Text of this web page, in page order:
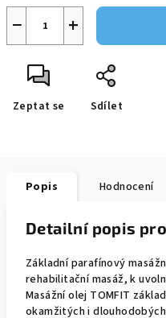
+
−
Zeptat se Sdílet
Popis Hodnocení
Detailní popis
Základní parafínový
rehabilitační masáž, k
Masážní olej TOMFIT
okamžitých i